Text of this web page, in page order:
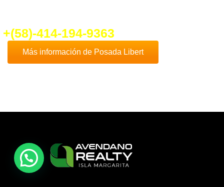
+(58)-414-194-9363
Más información de Posada Libert